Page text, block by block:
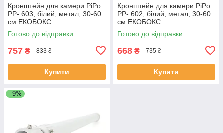
Кронштейн для камери PiPo
PP- 603, білий, метал, 30-60
см ЕКОБОКС
Готово до відправки
757 ₴ 833 ₴
Купити
Кронштейн для камери PiPo
PP- 602, білий, метал, 30-60
см ЕКОБОКС
Готово до відправки
668 ₴ 735 ₴
Купити
–9%